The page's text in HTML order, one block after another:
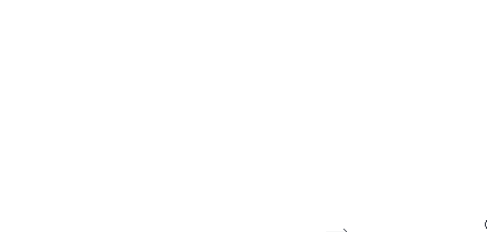
＿、　　　　　　 　 　 　 (゛　ノﾞ　 ｀